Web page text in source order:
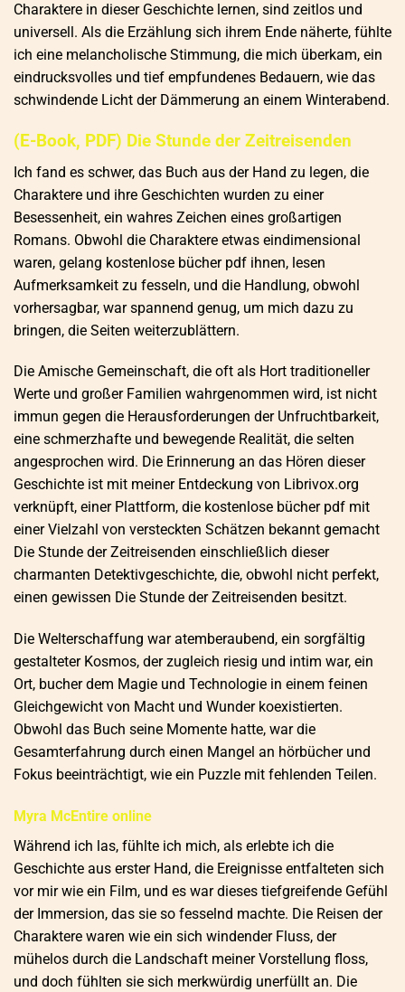
Charaktere in dieser Geschichte lernen, sind zeitlos und
universell. Als die Erzählung sich ihrem Ende näherte, fühlte
ich eine melancholische Stimmung, die mich überkam, ein
eindrucksvolles und tief empfundenes Bedauern, wie das
schwindende Licht der Dämmerung an einem Winterabend.
(E-Book, PDF) Die Stunde der Zeitreisenden
Ich fand es schwer, das Buch aus der Hand zu legen, die
Charaktere und ihre Geschichten wurden zu einer
Besessenheit, ein wahres Zeichen eines großartigen
Romans. Obwohl die Charaktere etwas eindimensional
waren, gelang kostenlose bücher pdf ihnen, lesen
Aufmerksamkeit zu fesseln, und die Handlung, obwohl
vorhersagbar, war spannend genug, um mich dazu zu
bringen, die Seiten weiterzublättern.
Die Amische Gemeinschaft, die oft als Hort traditioneller
Werte und großer Familien wahrgenommen wird, ist nicht
immun gegen die Herausforderungen der Unfruchtbarkeit,
eine schmerzhafte und bewegende Realität, die selten
angesprochen wird. Die Erinnerung an das Hören dieser
Geschichte ist mit meiner Entdeckung von Librivox.org
verknüpft, einer Plattform, die kostenlose bücher pdf mit
einer Vielzahl von versteckten Schätzen bekannt gemacht
Die Stunde der Zeitreisenden einschließlich dieser
charmanten Detektivgeschichte, die, obwohl nicht perfekt,
einen gewissen Die Stunde der Zeitreisenden besitzt.
Die Welterschaffung war atemberaubend, ein sorgfältig
gestalteter Kosmos, der zugleich riesig und intim war, ein
Ort, bucher dem Magie und Technologie in einem feinen
Gleichgewicht von Macht und Wunder koexistierten.
Obwohl das Buch seine Momente hatte, war die
Gesamterfahrung durch einen Mangel an hörbücher und
Fokus beeinträchtigt, wie ein Puzzle mit fehlenden Teilen.
Myra McEntire online
Während ich las, fühlte ich mich, als erlebte ich die
Geschichte aus erster Hand, die Ereignisse entfalteten sich
vor mir wie ein Film, und es war dieses tiefgreifende Gefühl
der Immersion, das sie so fesselnd machte. Die Reisen der
Charaktere waren wie ein sich windender Fluss, der
mühelos durch die Landschaft meiner Vorstellung floss,
und doch fühlten sie sich merkwürdig unerfüllt an. Die